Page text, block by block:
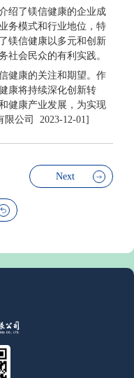
绍了镁信健康的企业成
务模式和行业地位，特
镁信健康以多元和创新
社会民众的有利实践。
健康的关注和期望。作
康将持续深化创新转
健康产业发展，为实现
限公司 2023-12-01]
Next